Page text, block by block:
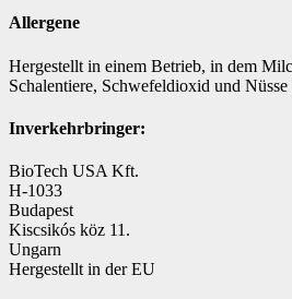
Allergene
Hergestellt in einem Betrieb, in dem
Schalentiere, Schwefeldioxid und Nüsse
Inverkehrbringer:
BioTech USA Kft.
H-1033
Budapest
Kiscsikós köz 11.
Ungarn
Hergestellt in der EU